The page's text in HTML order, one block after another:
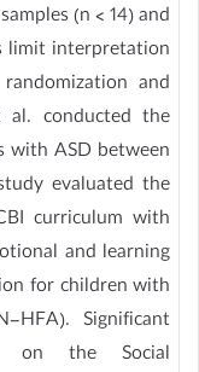
(n < 14) and
limit interpretation
and
al. conducted the
with ASD between
evaluated the
curriculum with
and learning
for children with
HFA). Significant
on the Social